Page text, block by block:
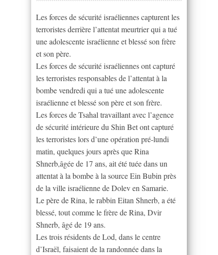
Les forces de sécurité israéliennes capturent les
terroristes derrière l’attentat meurtrier qui a tué
une adolescente israélienne et blessé son frère
et son père.
Les forces de sécurité israéliennes ont capturé
les terroristes responsables de l’attentat à la
bombe vendredi qui a tué une adolescente
israélienne et blessé son père et son frère.
Les forces de Tsahal travaillant avec l’agence
de sécurité intérieure du Shin Bet ont capturé
les terroristes lors d’une opération pré-lundi
matin, quelques jours après que Rina
Shnerb,âgée de 17 ans, ait été tuée dans un
attentat à la bombe à la source Ein Bubin près
de la ville israélienne de Dolev en Samarie.
Le père de Rina, le rabbin Eitan Shnerb, a été
blessé, tout comme le frère de Rina, Dvir
Shnerb, âgé de 19 ans.
Les trois résidents de Lod, dans le centre
d’Israël, faisaient de la randonnée dans la